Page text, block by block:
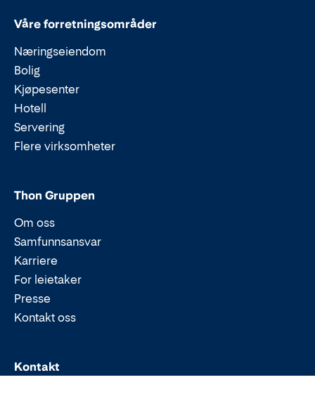
Våre forretningsområder
Næringseiendom
Bolig
Kjøpesenter
Hotell
Servering
Flere virksomheter
Thon Gruppen
Om oss
Samfunnsansvar
Karriere
For leietaker
Presse
Kontakt oss
Kontakt
Epost:
Telefon: